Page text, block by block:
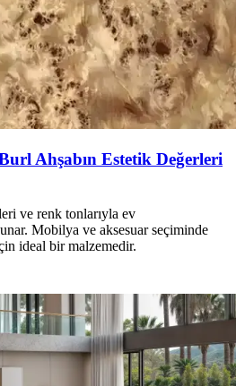
Ahşabın Estetik Değerleri
ve renk tonlarıyla ev
Mobilya ve aksesuar seçiminde
ideal bir malzemedir.